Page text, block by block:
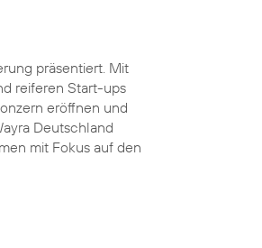
präsentiert. Mit
reiferen Start-ups
eröffnen und
Deutschland
mit Fokus auf den